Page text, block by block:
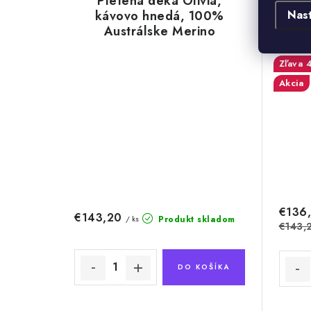
kávovo hnedá, 100%
Austrálske Merino
Produkt skladom
€143,20 / ks
DO KOŠÍKA
Akcia